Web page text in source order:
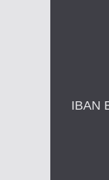
IBAN